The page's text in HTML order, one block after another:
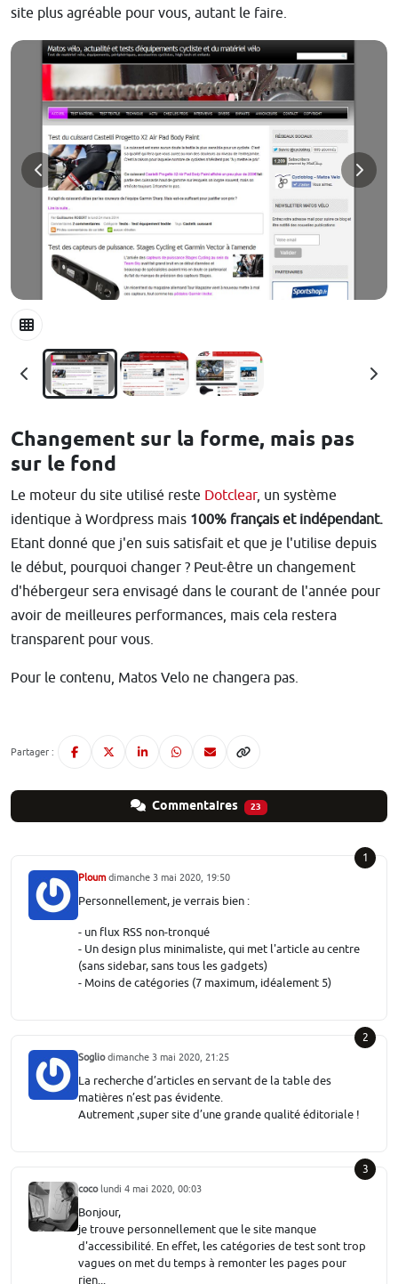
site plus agréable pour vous, autant le faire.
Changement sur la forme, mais pas
sur le fond
Le moteur du site utilisé reste Dotclear, un système
identique à Wordpress mais 100% français et indépendant.
Etant donné que j'en suis satisfait et que je l'utilise depuis
le début, pourquoi changer ? Peut-être un changement
d'hébergeur sera envisagé dans le courant de l'année pour
avoir de meilleures performances, mais cela restera
transparent pour vous.
Pour le contenu, Matos Velo ne changera pas.
Partager :
Commentaires 23
1
Ploumdimanche 3 mai 2020, 19:50
Personnellement, je verrais bien :
- un flux RSS non-tronqué
- Un design plus minimaliste, qui met l'article au centre
(sans sidebar, sans tous les gadgets)
- Moins de catégories (7 maximum, idéalement 5)
2
Sogliodimanche 3 mai 2020, 21:25
La recherche d’articles en servant de la table des
matières n’est pas évidente.
Autrement ,super site d’une grande qualité éditoriale !
3
cocolundi 4 mai 2020, 00:03
Bonjour,
je trouve personnellement que le site manque
d'accessibilité. En effet, les catégories de test sont trop
vagues on met du temps à remonter les pages pour
rien...